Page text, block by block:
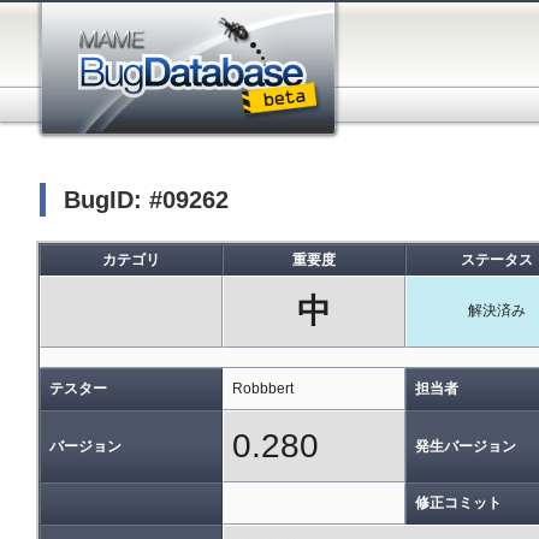
BugID: #09262
カテゴリ 重要度 ステータス
中 解決済み
テスター Robbbert 担当者
バージョン 0.280 発生バージョン
修正コミット